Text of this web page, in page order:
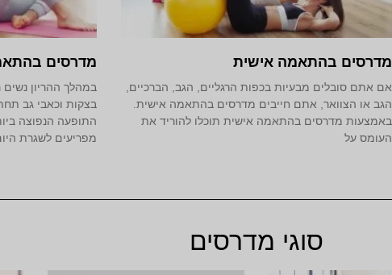
מדרסים בהתאמה אישית
אם אתם סובלים מבעיות בכפות הרגליים, הגב, הברכיים,
הגב או הצוואר, אתם חייבים מדרסים בהתאמה אישית.
באמצעות מדרסים בהתאמה אישית תוכלו להוריד את
העומס על
מדרסים
במהלך ההריון נשים
בצקות וכאבי גב
התופעה הנפוצה
מפריעים לשגרת
סוגי מדרסים